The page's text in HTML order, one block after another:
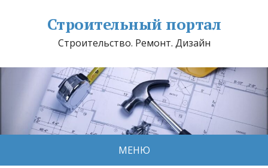
Строительный портал
Строительство. Ремонт. Дизайн
МЕНЮ